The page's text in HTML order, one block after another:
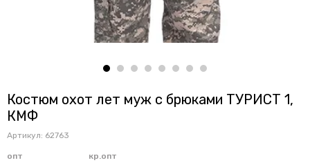
Костюм охот лет муж с брюками ТУРИСТ 1,
КМФ
Артикул: 62763
опт кр.опт